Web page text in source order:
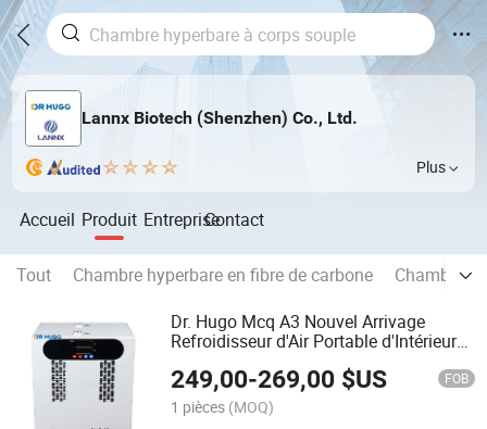
Lannx Biotech (Shenzhen) Co., Ltd.
Plus
Accueil Produit EntrepriseContact
Tout Chambre hyperbare en fibre de carbone
Chambre
Dr. Hugo Mcq A3 Nouvel Arrivage
Refroidisseur d'Air Portable d'Intérieur
Hyperbare Mini Refroidisseur d'Air
249,00-269,00 $US FOB
1 pièces (MOQ)